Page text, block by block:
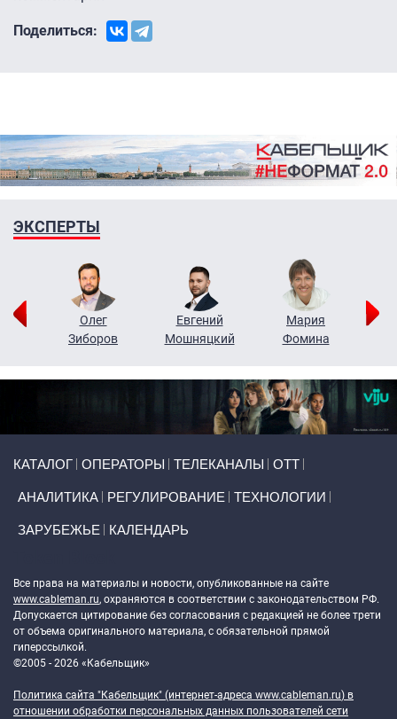
Поделиться:
ЭКСПЕРТЫ
Олег
Зиборов
Евгений
Мошняцкий
Мария
Фомина
КАТАЛОГ ОПЕРАТОРЫ ТЕЛЕКАНАЛЫ ОТТ
АНАЛИТИКА РЕГУЛИРОВАНИЕ ТЕХНОЛОГИИ
ЗАРУБЕЖЬЕ КАЛЕНДАРЬ
Все права на материалы и новости, опубликованные на сайте
www.cableman.ru, охраняются в соответствии с законодательством РФ.
Допускается цитирование без согласования с редакцией не более трети
от объема оригинального материала, с обязательной прямой
гиперссылкой.
©2005 - 2026 «Кабельщик»
Политика сайта "Кабельщик" (интернет-адреса www.cableman.ru) в
отношении обработки персональных данных пользователей сети